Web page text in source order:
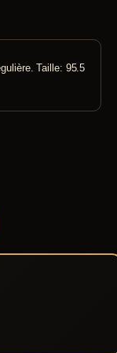
Taille: 95.5